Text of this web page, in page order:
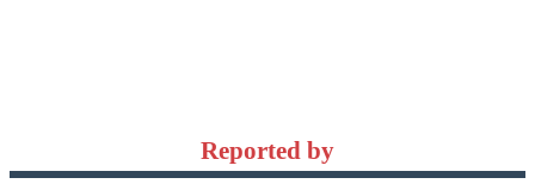
Reported by